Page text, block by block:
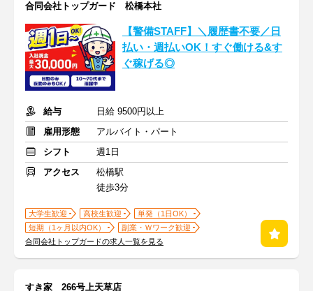
合同会社トップガード 松橋本社
【警備STAFF】＼履歴書不要／日
払い・週払いOK！すぐ働ける&す
ぐ稼げる◎
給与
日給 9500円以上
雇用形態
アルバイト・パート
シフト
週1日
アクセス
松橋駅
徒歩3分
大学生歓迎 高校生歓迎
単発（1日OK）
短期（1ヶ月以内OK）
副業・Ｗワーク歓迎
合同会社トップガードの求人一覧を見る
すき家 266号上天草店